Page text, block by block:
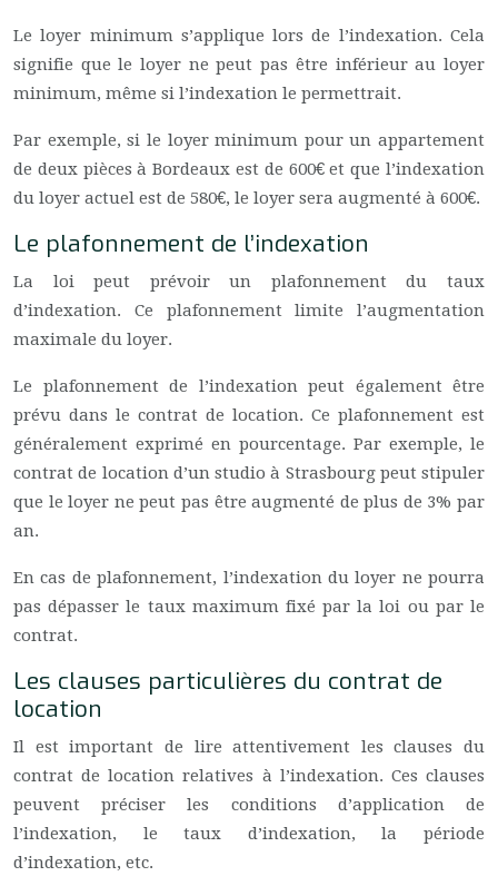
Le loyer minimum s’applique lors de l’indexation. Cela
signifie que le loyer ne peut pas être inférieur au loyer
minimum, même si l’indexation le permettrait.
Par exemple, si le loyer minimum pour un appartement
de deux pièces à Bordeaux est de 600€ et que l’indexation
du loyer actuel est de 580€, le loyer sera augmenté à 600€.
Le plafonnement de l’indexation
La loi peut prévoir un plafonnement du taux
d’indexation. Ce plafonnement limite l’augmentation
maximale du loyer.
Le plafonnement de l’indexation peut également être
prévu dans le contrat de location. Ce plafonnement est
généralement exprimé en pourcentage. Par exemple, le
contrat de location d’un studio à Strasbourg peut stipuler
que le loyer ne peut pas être augmenté de plus de 3% par
an.
En cas de plafonnement, l’indexation du loyer ne pourra
pas dépasser le taux maximum fixé par la loi ou par le
contrat.
Les clauses particulières du contrat de
location
Il est important de lire attentivement les clauses du
contrat de location relatives à l’indexation. Ces clauses
peuvent préciser les conditions d’application de
l’indexation, le taux d’indexation, la période
d’indexation, etc.